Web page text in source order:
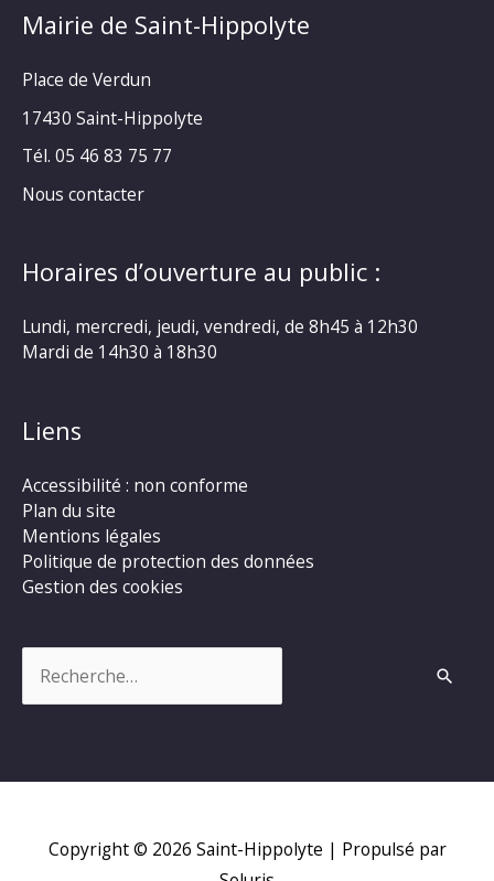
Mairie de Saint-Hippolyte
Place de Verdun
17430 Saint-Hippolyte
Tél. 05 46 83 75 77
Nous contacter
Horaires d’ouverture au public :
Lundi, mercredi, jeudi, vendredi, de 8h45 à 12h30
Mardi de 14h30 à 18h30
Liens
Accessibilité : non conforme
Plan du site
Mentions légales
Politique de protection des données
Gestion des cookies
Copyright © 2026 Saint-Hippolyte | Propulsé par